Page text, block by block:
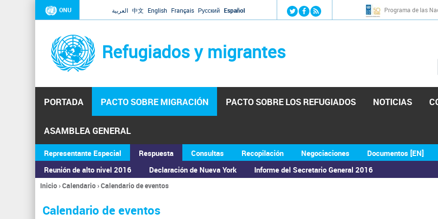
Jump to navigation
ONU العربية 中文 English Français Русский Español Programa de las
Refugiados y migrantes
PORTADA PACTO SOBRE MIGRACIÓN
Representante Especial
Respuesta
Reunión de alto nivel 2016
Declaración de Nueva York Informe del Secretario General 2016
Consultas Recopilación Negociaciones Documentos [EN]
PACTO SOBRE LOS REFUGIADOS NOTICIAS
ASAMBLEA GENERAL
Se
encuentra
usted
Inicio›Calendario›Calendario de eventos
Calendario de eventos